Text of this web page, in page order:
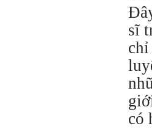
sĩ
chỉ
có